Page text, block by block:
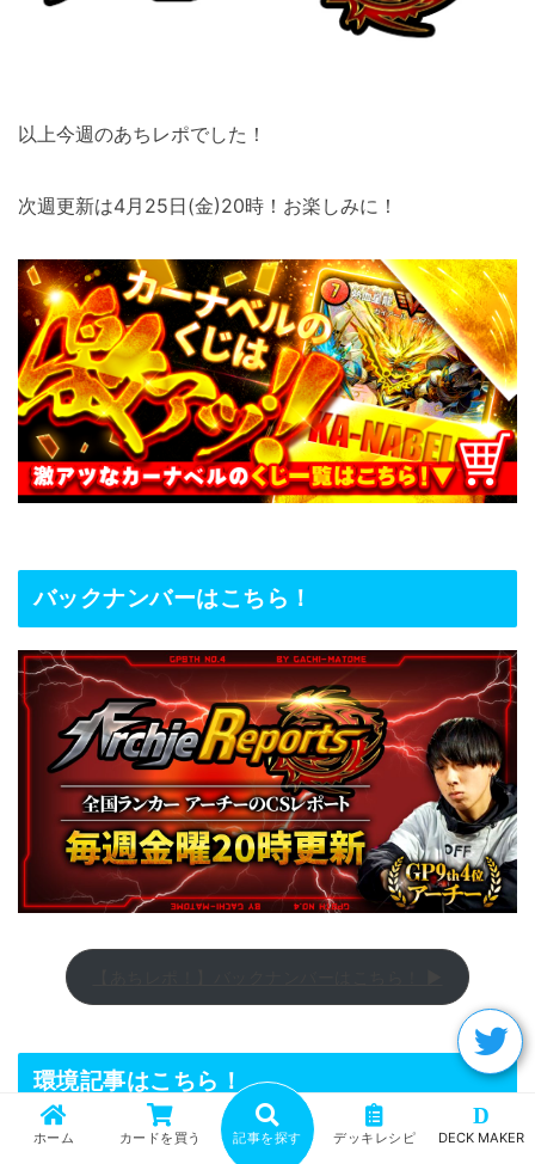
以上今週のあちレポでした！
次週更新は4月25日(金)20時！お楽しみに！
バックナンバーはこちら！
環境記事はこちら！
ホーム カードを買う 記事を探す デッキレシピ
D
DECK MAKER